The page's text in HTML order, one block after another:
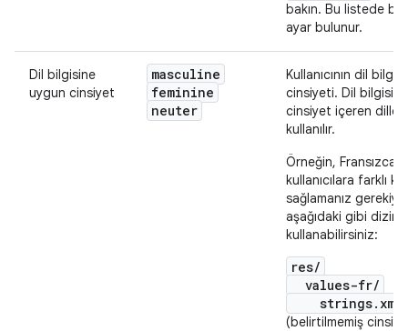
bakın. Bu listede
ayar bulunur.
Dil bilgisine
uygun cinsiyet
masculine
feminine
neuter
Kullanıcının dil
cinsiyeti. Dil
cinsiyet içeren
kullanılır.
Örneğin, Fransızca
kullanıcılara farklı
sağlamanız
aşağıdaki gibi
kullanabilirsiniz:
res/
values-fr/
strings.xml
(belirtilmemiş